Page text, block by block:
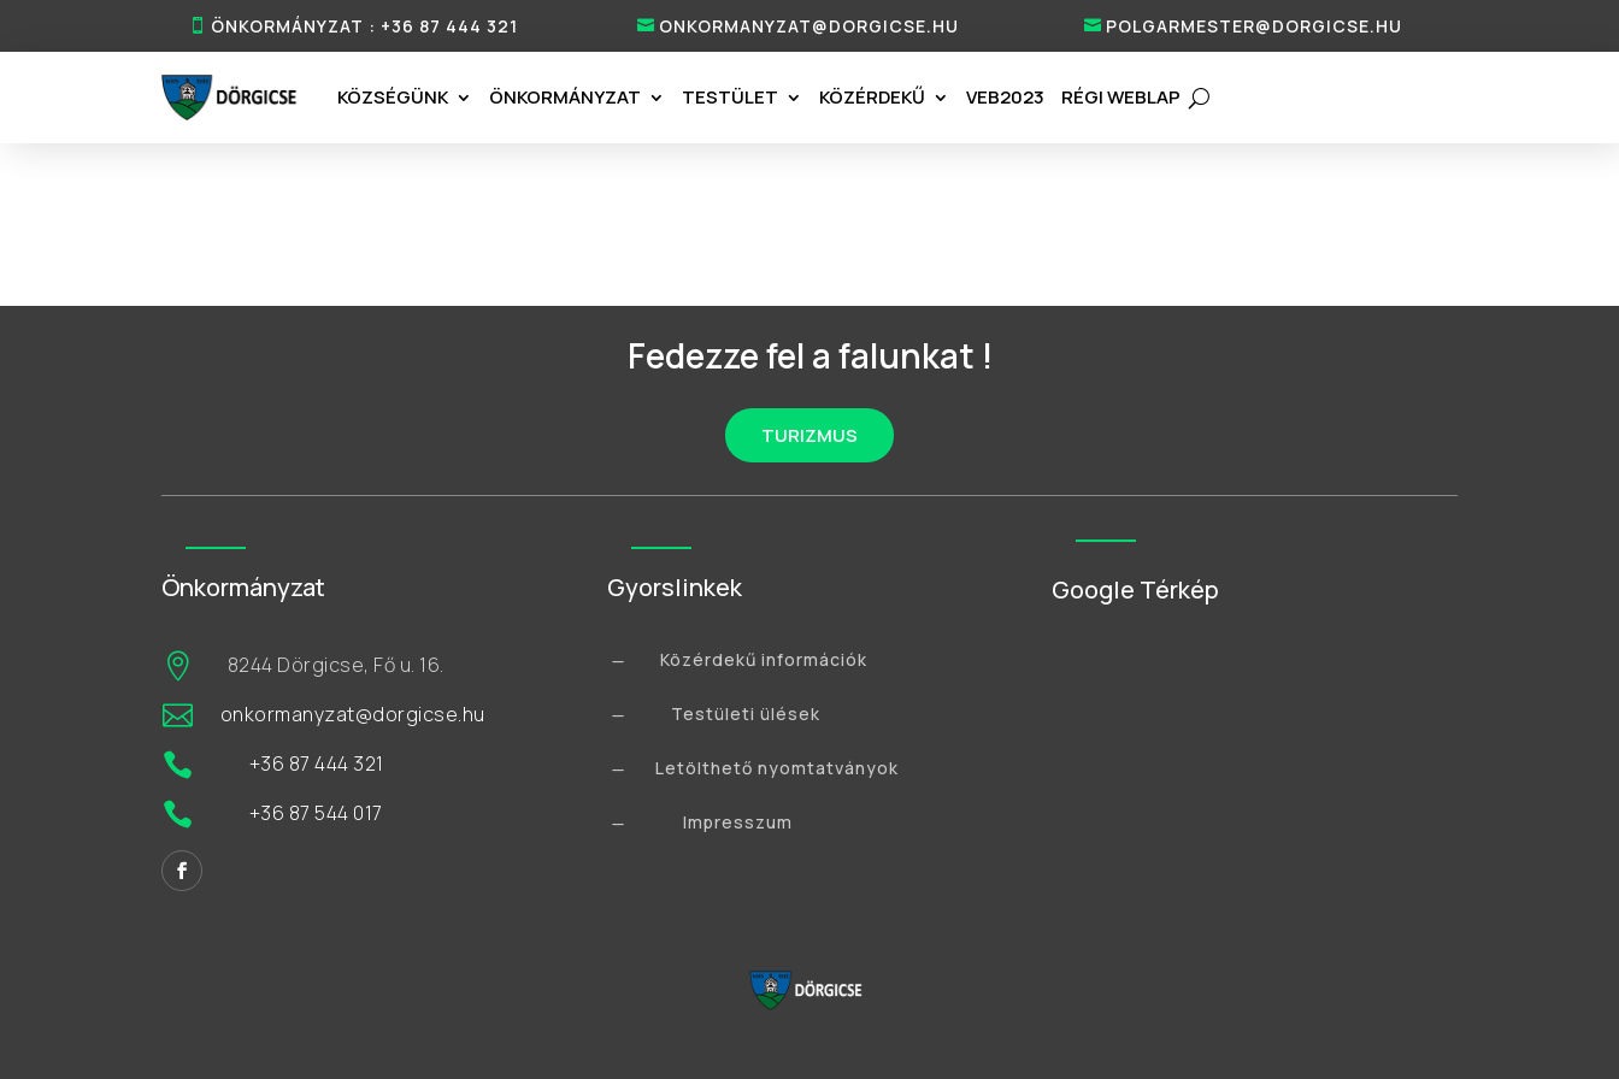
ÖNKORMÁNYZAT : +36 87 444 321 ONKORMANYZAT@DORGICSE.HU POLGARMESTER@DORGICSE.HU
KÖZSÉGÜNK ÖNKORMÁNYZAT TESTÜLET KÖZÉRDEKŰ VEB2023 RÉGI WEBLAP
Fedezze fel a falunkat !
TURIZMUS
Önkormányzat
 8244 Dörgicse, Fő u. 16.
 onkormanyzat@dorgicse.hu
 +36 87 444 321
 +36 87 544 017
Gyorslinkek
K Közérdekű információk
K Testületi ülések
K Letölthető nyomtatványok
K Impresszum
Google Térkép